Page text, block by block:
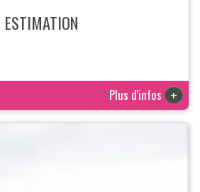
ESTIMATION
Plus d'infos +